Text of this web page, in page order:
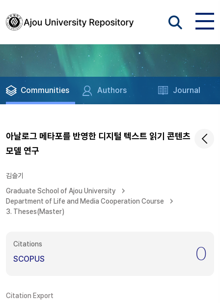
Communities Authors Journal
아날로그 메타포를 반영한 디지털 텍스트 읽기 콘텐츠
모델 연구
김슬기
Graduate School of Ajou University
Department of Life and Media Cooperation Course
3. Theses(Master)
Citations
SCOPUS 0
Citation Export